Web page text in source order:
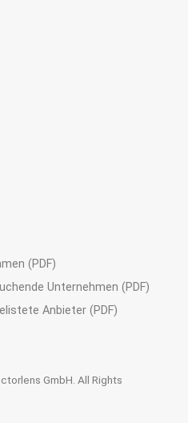
(PDF)
Unternehmen (PDF)
Anbieter (PDF)
GmbH. All Rights